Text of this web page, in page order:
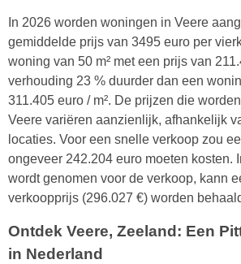
In 2026 worden woningen in Veere
gemiddelde prijs van 3495 euro per
woning van 50 m² met een prijs van
verhouding 23 % duurder dan een
311.405 euro / m². De prijzen die
Veere variëren aanzienlijk, afhankelijk
locaties. Voor een snelle verkoop zou
ongeveer 242.204 euro moeten kosten.
wordt genomen voor de verkoop, kann
verkoopprijs (296.027 €) worden
Ontdek Veere, Zeeland: Een
in Nederland